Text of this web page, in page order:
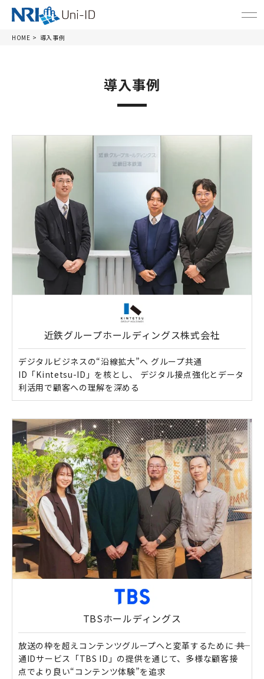
HOME 導入事例
導入事例
近鉄グループホールディングス株式会社
デジタルビジネスの“沿線拡大”へ グループ共通
ID「Kintetsu-ID」を核とし、 デジタル接点強化とデータ
利活用で顧客への理解を深める
TBSホールディングス
放送の枠を超えコンテンツグループへと変革するために―― 共
通IDサービス「TBS ID」の提供を通じて、多様な顧客接
点でより良い“コンテンツ体験”を追求